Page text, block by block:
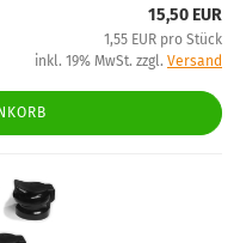
15,50 EUR
1,55 EUR pro Stück
inkl. 19% MwSt. zzgl. Versand